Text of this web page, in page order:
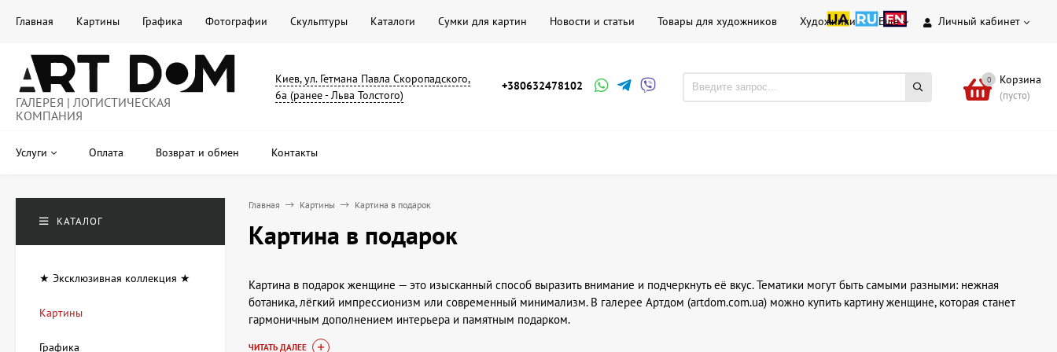
Личный кабинет
Главная Картины Графика Фотографии Скульптуры Каталоги Сумки для картин Новости и статьи Товары для художников Художники Еще
ГАЛЕРЕЯ | ЛОГИСТИЧЕСКАЯ
КОМПАНИЯ
Киев, ул. Гетмана Павла Скоропадского,
6а (ранее - Льва Толстого)
+380632478102 0 Корзина
(пусто)
Услуги Оплата Возврат и обмен Контакты
Главная Картины Картина в подарок
Картина в подарок
Картина в подарок женщине — это изысканный способ выразить внимание и подчеркнуть её вкус. Тематики могут быть самыми разными: нежная
ботаника, лёгкий импрессионизм или современный минимализм. В галерее Артдом (artdom.com.ua) можно купить картину женщине, которая станет
гармоничным дополнением интерьера и памятным подарком.
ЧИТАТЬ ДАЛЕЕ
КАТАЛОГ
★ Эксклюзивная коллекция ★
Картины
Графика